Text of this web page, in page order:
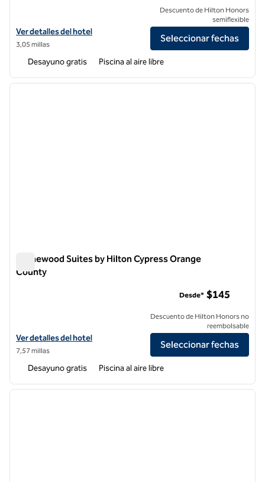
Ver detalles del hotel Homewood Suites by Hilton Anaheim-Main
Ver detalles del hotel
3,05 millas
Descuento de Hilton Honors
semiflexible
Seleccionar fechas
Desayuno gratis Piscina al aire libre
1 de 12
Homewood Suites by Hilton Cypress Orange
County
Ver detalles del hotel Homewood Suites by Hilton Cypress Orange
Ver detalles del hotel
7,57 millas
Desde* $145
Descuento de Hilton Honors no
reembolsable
Seleccionar fechas
Desayuno gratis Piscina al aire libre
1 de 12